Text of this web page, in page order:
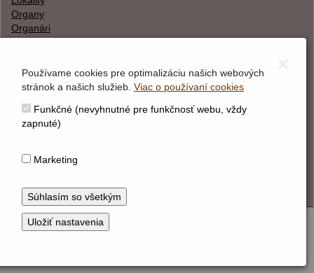
Organy
Organári
O webstránke
Správca obsahu
Vyhlásenie o cookies
© Hudobné centrum 2026
Používame cookies pre optimalizáciu našich webových
stránok a našich služieb. Viac o používaní cookies
Funkčné (nevyhnutné pre funkčnosť webu, vždy
zapnuté)
Marketing